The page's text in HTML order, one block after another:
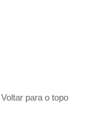
Voltar para o topo